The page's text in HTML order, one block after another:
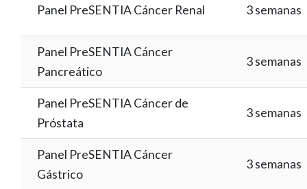
Panel PreSENTIA Cáncer Renal 3 semanas
Panel PreSENTIA Cáncer
Pancreático
3 semanas
Panel PreSENTIA Cáncer de
Próstata
3 semanas
Panel PreSENTIA Cáncer
Gástrico
3 semanas